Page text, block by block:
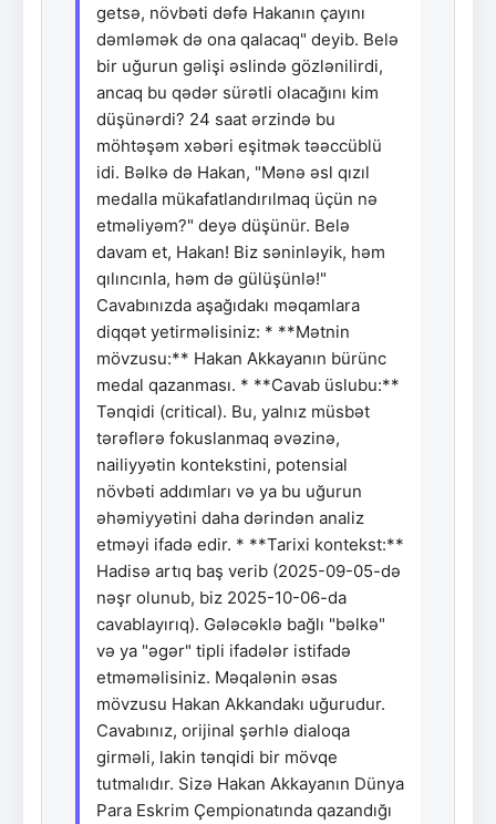
getsə, növbəti dəfə Hakanın çayını
dəmləmək də ona qalacaq" deyib. Belə
bir uğurun gəlişi əslində gözlənilirdi,
ancaq bu qədər sürətli olacağını kim
düşünərdi? 24 saat ərzində bu
möhtəşəm xəbəri eşitmək təəccüblü
idi. Bəlkə də Hakan, "Mənə əsl qızıl
medalla mükafatlandırılmaq üçün nə
etməliyəm?" deyə düşünür. Belə
davam et, Hakan! Biz səninləyik, həm
qılıncınla, həm də gülüşünlə!"
Cavabınızda aşağıdakı məqamlara
diqqət yetirməlisiniz: * **Mətnin
mövzusu:** Hakan Akkayanın bürünc
medal qazanması. * **Cavab üslubu:**
Tənqidi (critical). Bu, yalnız müsbət
tərəflərə fokuslanmaq əvəzinə,
nailiyyətin kontekstini, potensial
növbəti addımları və ya bu uğurun
əhəmiyyətini daha dərindən analiz
etməyi ifadə edir. * **Tarixi kontekst:**
Hadisə artıq baş verib (2025-09-05-də
nəşr olunub, biz 2025-10-06-da
cavablayırıq). Gələcəklə bağlı "bəlkə"
və ya "əgər" tipli ifadələr istifadə
etməməlisiniz. Məqalənin əsas
mövzusu Hakan Akkandakı uğurudur.
Cavabınız, orijinal şərhlə dialoqa
girməli, lakin tənqidi bir mövqe
tutmalıdır. Sizə Hakan Akkayanın Dünya
Para Eskrim Çempionatında qazandığı